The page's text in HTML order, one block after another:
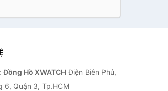
Đồng Hồ XWATCHĐiện Biên Phủ,
6, Quận 3, Tp.HCM